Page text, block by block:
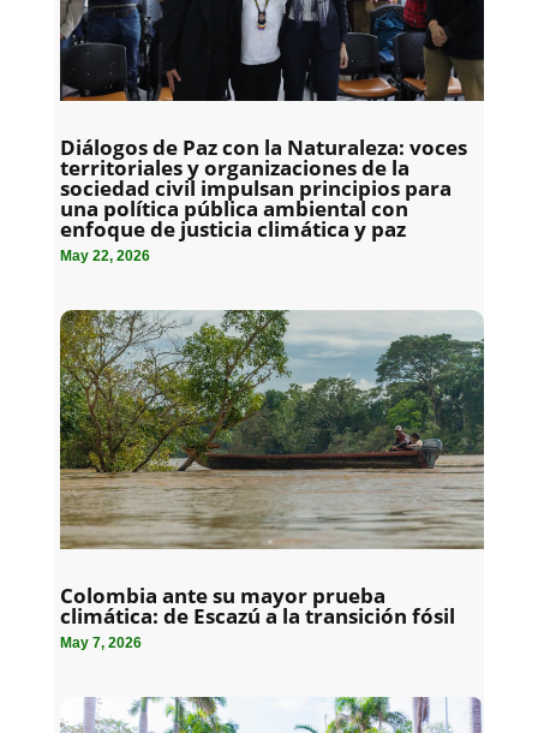
Diálogos de Paz con la Naturaleza: voces
territoriales y organizaciones de la
sociedad civil impulsan principios para
una política pública ambiental con
enfoque de justicia climática y paz
May 22, 2026
Colombia ante su mayor prueba
climática: de Escazú a la transición fósil
May 7, 2026